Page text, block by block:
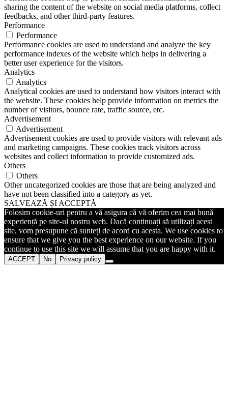
sharing the content of the website on social media platforms, collect
feedbacks, and other third-party features.
Performance
Performance
Performance cookies are used to understand and analyze the key
performance indexes of the website which helps in delivering a
better user experience for the visitors.
Analytics
Analytics
Analytical cookies are used to understand how visitors interact with
the website. These cookies help provide information on metrics the
number of visitors, bounce rate, traffic source, etc.
Advertisement
Advertisement
Advertisement cookies are used to provide visitors with relevant ads
and marketing campaigns. These cookies track visitors across
websites and collect information to provide customized ads.
Others
Others
Other uncategorized cookies are those that are being analyzed and
have not been classified into a category as yet.
SALVEAZĂ ȘI ACCEPTĂ
Folosim cookie-uri pentru a vă asigura că vă oferim cea mai bună
experiență pe site-ul nostru web. Dacă continuați să utilizați acest
site, vom presupune că sunteți de acord cu acesta. We use cookies to
ensure that we give you the best experience on our website. If you
continue to use this site we will assume that you are happy with it.
ACCEPT No Privacy policy